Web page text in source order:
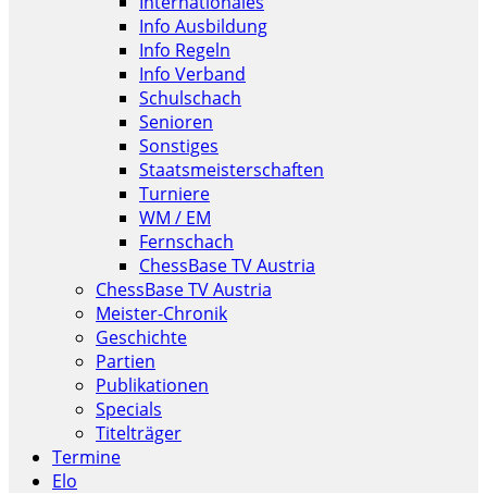
Info Ausbildung
Info Regeln
Info Verband
Schulschach
Senioren
Sonstiges
Staatsmeisterschaften
Turniere
WM / EM
Fernschach
ChessBase TV Austria
ChessBase TV Austria
Meister-Chronik
Geschichte
Partien
Publikationen
Specials
Titelträger
Termine
Elo